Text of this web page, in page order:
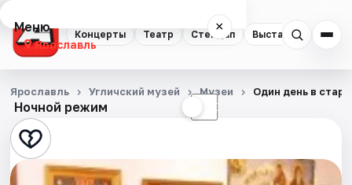
Концерты Театр Стендап Выставки
Меню ×
Ярославль
Концерты
Театр
Стендап
Ночной режим ☾
Ярославль Угличский музей Музеи Один день в